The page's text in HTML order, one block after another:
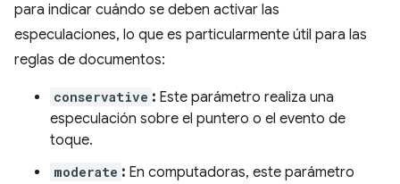
para indicar cuándo se deben activar las
especulaciones, lo que es particularmente útil para las
reglas de documentos:
conservative : Este parámetro realiza una
especulación sobre el puntero o el evento de
toque.
moderate : En computadoras, este parámetro